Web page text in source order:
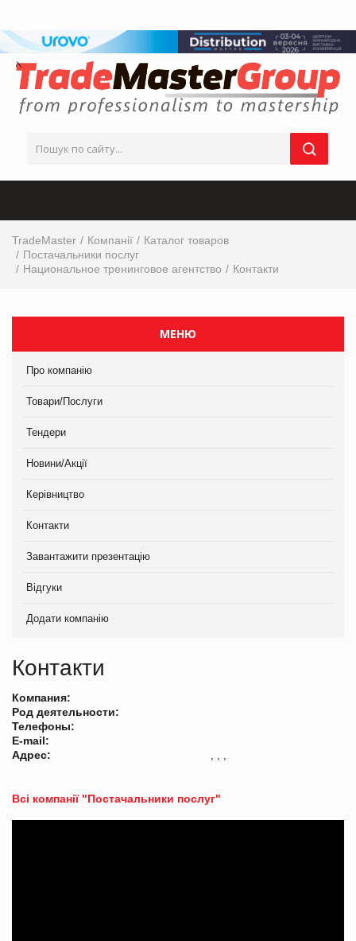
TradeMaster Компанії
Каталог товаров
Постачальники послуг
Национальное тренинговое агентство
Контакти
МЕНЮ
Про компанію
Товари/Послуги
Тендери
Новини/Акції
Керівництво
Контакти
Завантажити презентацію
Відгуки
Додати компанію
Контакти
Компания:
Род деятельности:
Телефоны:
E-mail:
Адрес:
Всі компанії "Постачальники послуг"